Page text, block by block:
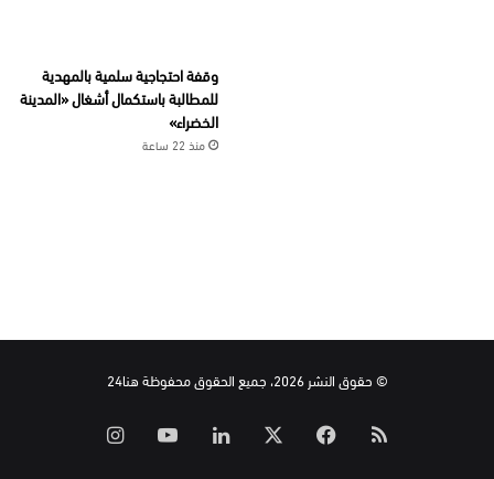
وقفة احتجاجية سلمية بالمهدية
للمطالبة باستكمال أشغال «المدينة
الخضراء»
منذ 22 ساعة
© حقوق النشر 2026، جميع الحقوق محفوظة هنا24
ملخص
فيسبوك لينكدإن ‫YouTube